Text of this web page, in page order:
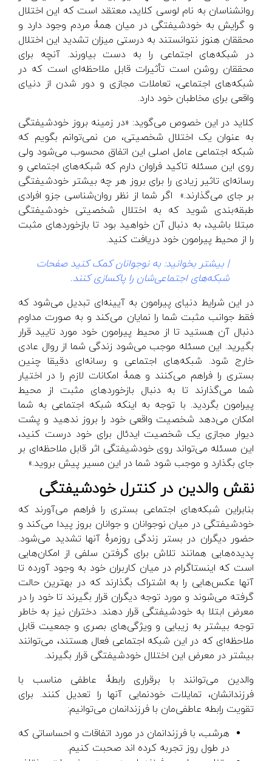
روانشناسان به نام لوسی کلاید، معتقد است که این اختلال
و گرایش به خودشیفتگی در میان همۀ مردم وجود دارد و
محققان هنوز نتوانستند به درستی میزان تشدید این اختلال
در شبکه‌های اجتماعی را به دست بیاورند. آنچه برای
محققان روشن است تأثیرات قابل ملاحظه‌ای است که در
شبکه‌های اجتماعی، تعاملات مجازی و دور شدن از دنیای
واقعی برای مخاطبان خود دارد.
کلاید در این خصوص می‌گوید: «در زمینه بروز خودشیفتگی
به عنوان یک اختلال شخصیتی، من نمی‌توانم بگویم که
شبکه اجتماعی عامل اصلی این اتفاق محسوب می‌شود ولی
روی این مسئله تاکید فراوان دارم که شبکه‌های اجتماعی و
رسانه‌ای تاثیر زیادی را برای بروز هر چه بیشتر خودشیفتگی
بر جای می‌گذارند.» اگر شما از نظر روان‌شناسی جزو افرادی
طبقه‌بندی شوید که به اختلال شخصیتی خودشیفتگی
مبتلا باشید، به دنبال آن خواهید بود تا بازخوردهای مثبت
را از محیط پیرامون خود دریافت کنید.
| بیشتر بخوانید: به نوجوانان کمک کنید صفحات
شبکه‌های اجتماعی‌شان را پاکسازی کنند.
در این شرایط دنیای پیرامون به آیینه‌ای تبدیل می‌شود که
فقط جوانب مثبت شما را نمایان می‌کند و به صورت مداوم
دنبال آن هستید تا از محیط پیرامون خود مورد تایید قرار
بگیرید. این مسئله موجب می‌شود زندگی شما از روال عادی
خارج شود. شبکه‌های اجتماعی و رسانه‌ای دقیقا چنین
بستری را فراهم می‌کنند و همۀ امکانات لازم را در اختیار
شما می‌گذارند تا به دنبال بازخوردهای مثبت از محیط
پیرامون بگردید. با توجه به اینکه شبکه اجتماعی به شما
امکان می‌دهد شخصیت واقعی خود را بروز ندهید و پشت
دیوار مجازی یک شخصیت ایدئال برای خود درست کنید،
این مسئله می‌تواند روی خودشیفتگی اثر قابل ملاحظه‌ای بر
جای بگذارد و موجب شود شما در این مسیر پیش بروید.»
نقش والدین در کنترل خودشیفتگی
بنابراین شبکه‌های اجتماعی بستری را فراهم می‌آورند که
خودشیفتگی در میان نوجوانان و جوانان بروز پیدا می‌کند و
حضور دیگران در بستر زندگی روزمرۀ آنها تشدید می‌شود.
پدیده‌هایی همانند تلاش برای گرفتن سلفی از امکان‌هایی
است که اینستاگرام در میان کاربران خود به وجود آورده تا
آنها عکس‌هایی را به اشتراک بگذارند که در بهترین حالت
گرفته می‌شوند و مورد توجه دیگران قرار بگیرند تا خود را در
معرض ابتلا به خودشیفتگی قرار دهند. دختران نیز به خاطر
توجه بیشتر به زیبایی و ویژگی‌های بصری و جمعیت قابل
ملاحظه‌ای که در این شبکه اجتماعی فعال هستند، می‌توانند
بیشتر در معرض این اختلال خودشیفتگی قرار بگیرند.
والدین می‌توانند با برقراری رابطۀ عاطفی مناسب با
فرزندانشان، تمایلات خودنمایی آنها را تعدیل کنند. برای
تقویت رابطه عاطفی‌مان با فرزندانمان می‌توانیم:
هرشب، با فرزندانمان در مورد اتفاقات و احساساتی که
در طول روز تجربه کرده اند صحبت کنیم.